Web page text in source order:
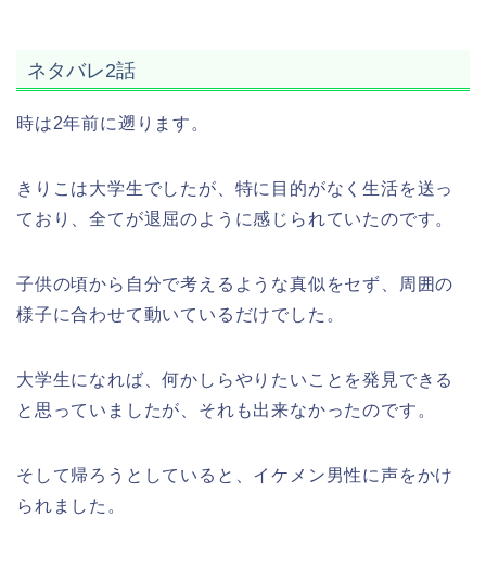
ネタバレ2話
時は2年前に遡ります。
きりこは大学生でしたが、特に目的がなく生活を送っ
ており、全てが退屈のように感じられていたのです。
子供の頃から自分で考えるような真似をセず、周囲の
様子に合わせて動いているだけでした。
大学生になれば、何かしらやりたいことを発見できる
と思っていましたが、それも出来なかったのです。
そして帰ろうとしていると、イケメン男性に声をかけ
られました。